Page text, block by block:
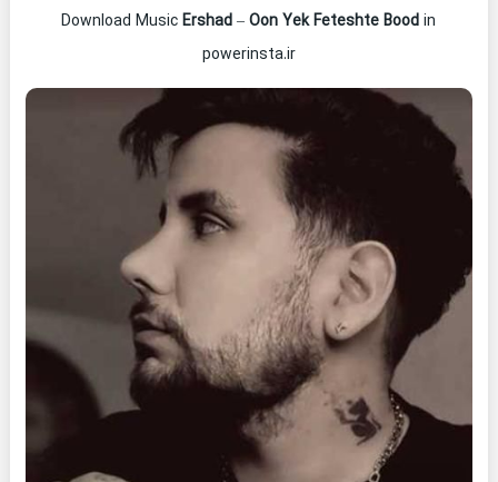
Ershad – Oon Yek Feteshte Bood in
powerinsta.ir